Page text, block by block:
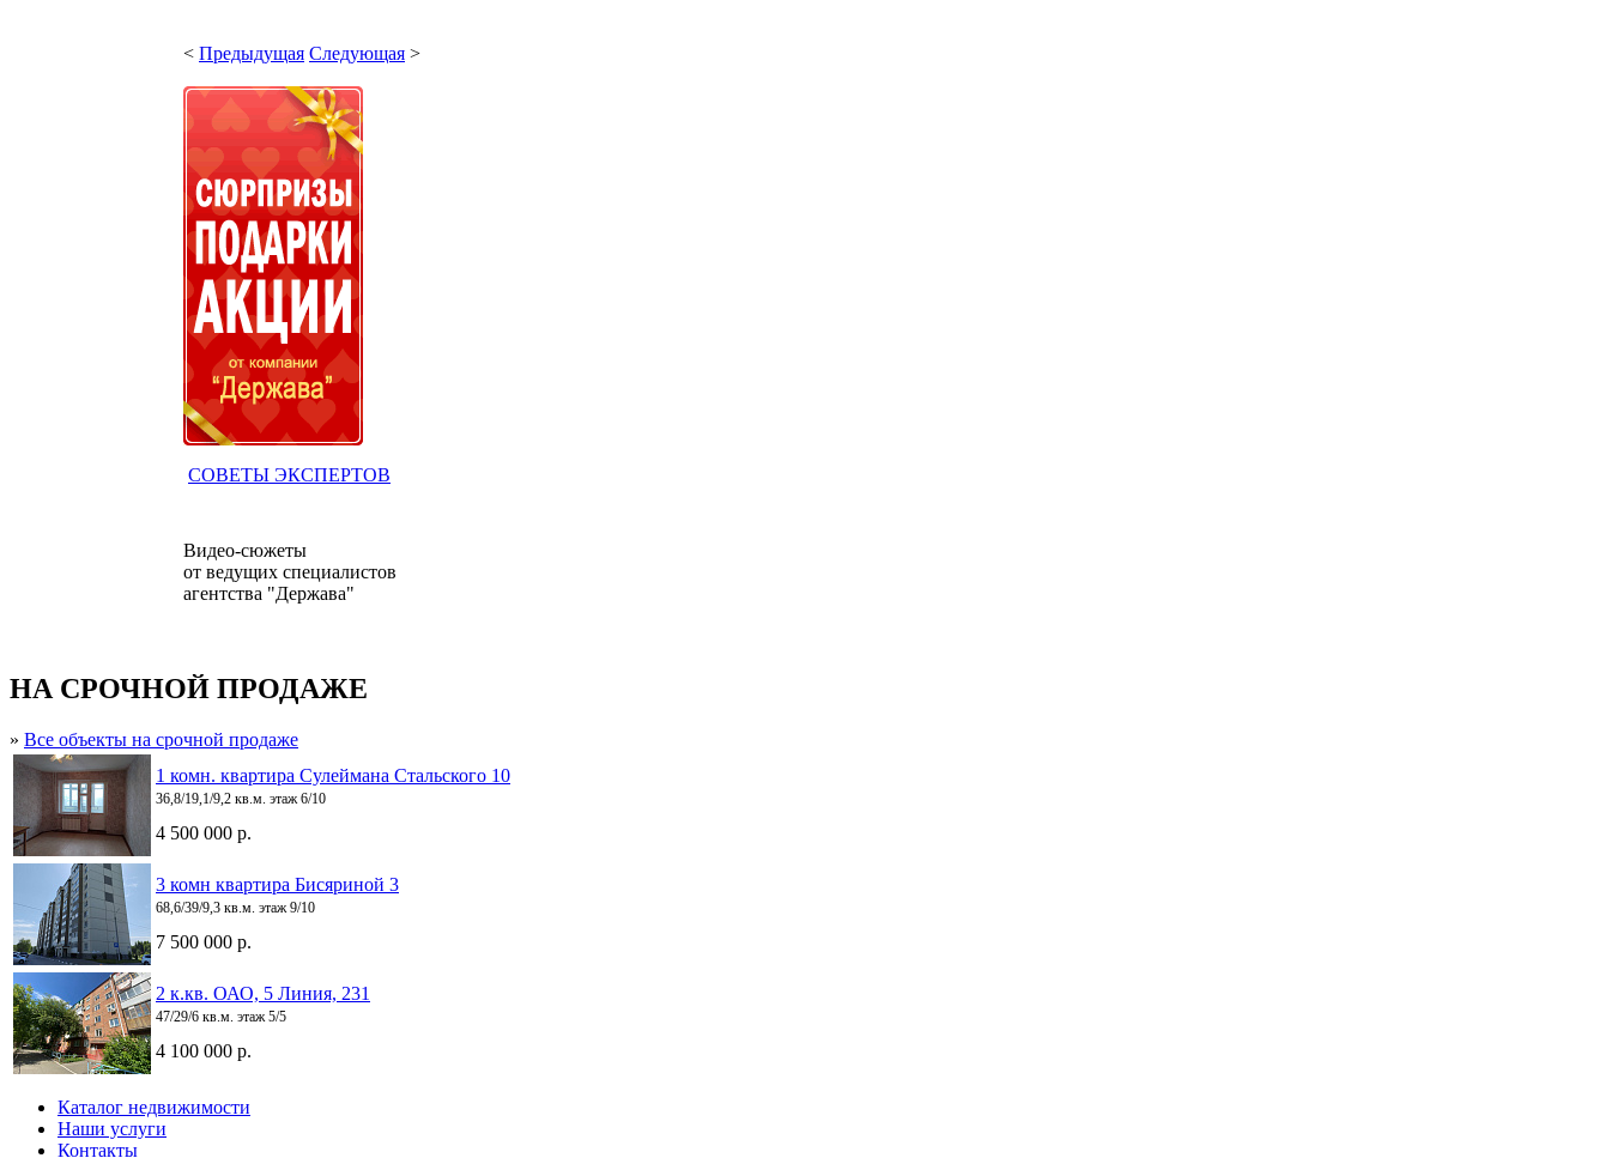
< Предыдущая Следующая >
СОВЕТЫ ЭКСПЕРТОВ
Видео-сюжеты
от ведущих специалистов
агентства "Держава"
НА СРОЧНОЙ ПРОДАЖЕ
» Все объекты на срочной продаже
1 комн. квартира Сулеймана Стальского 10
36,8/19,1/9,2 кв.м. этаж 6/10
4 500 000 р.
3 комн квартира Бисяриной 3
68,6/39/9,3 кв.м. этаж 9/10
7 500 000 р.
2 к.кв. ОАО, 5 Линия, 231
47/29/6 кв.м. этаж 5/5
4 100 000 р.
Каталог недвижимости
Наши услуги
Контакты